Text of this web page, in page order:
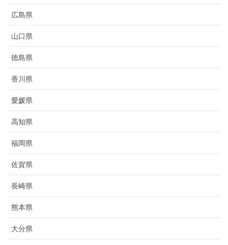
広島県
山口県
徳島県
香川県
愛媛県
高知県
福岡県
佐賀県
長崎県
熊本県
大分県